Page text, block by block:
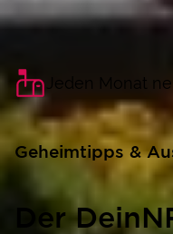
Jeden Monat
Geheimtipps &
Der